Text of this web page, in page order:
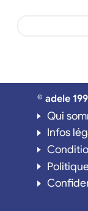
© adele
Qui
Infos